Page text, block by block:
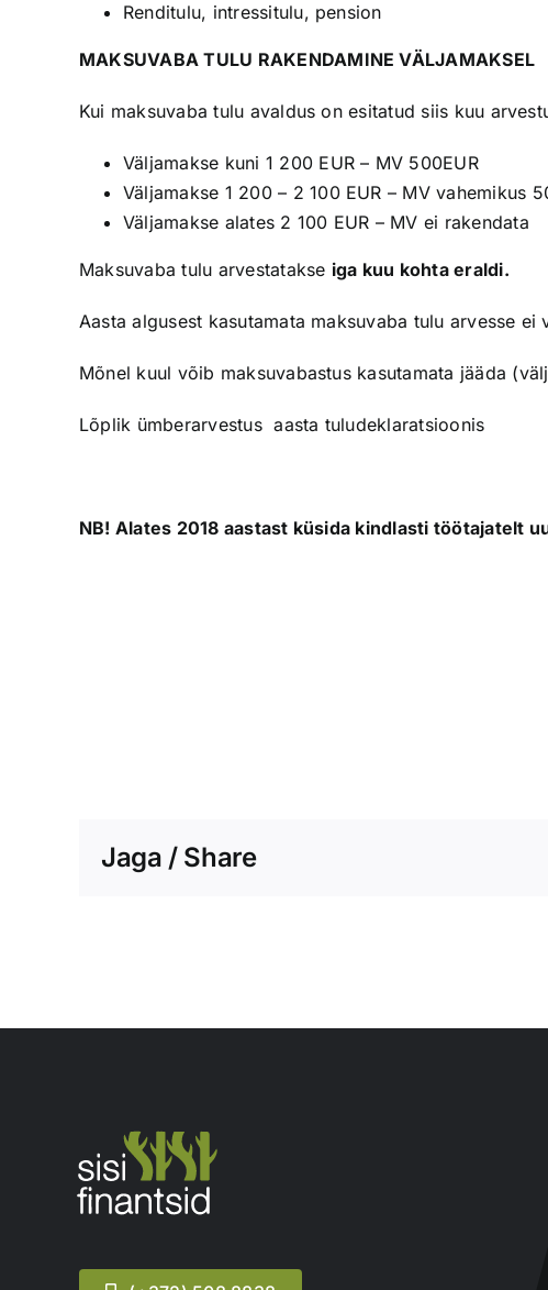
Renditulu, intressitulu, pension
MAKSUVABA TULU RAKENDAMINE VÄLJAMAKSEL
Kui maksuvaba tulu avaldus on esitatud siis kuu
Väljamakse kuni 1 200 EUR – MV 500EUR
Väljamakse 1 200 – 2 100 EUR – MV vahemikus
Väljamakse alates 2 100 EUR – MV ei rakendata
Maksuvaba tulu arvestatakse iga kuu kohta eraldi.
Aasta algusest kasutamata maksuvaba tulu arvesse ei
Mõnel kuul võib maksuvabastus kasutamata jääda
Lõplik ümberarvestus aasta tuludeklaratsioonis
NB! Alates 2018 aastast küsida kindlasti töötajatelt
Jaga / Share